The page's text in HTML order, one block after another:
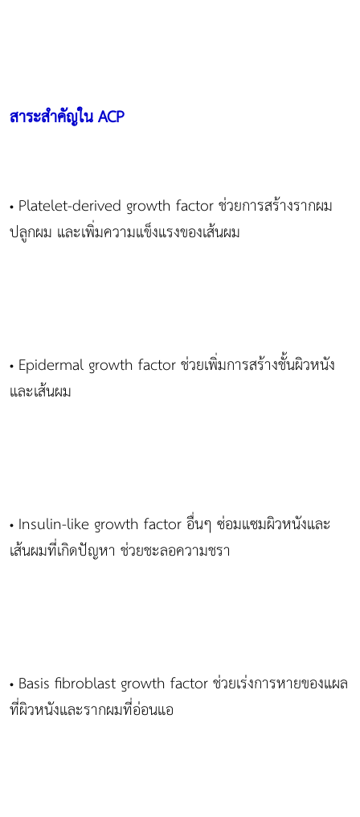
สาระสำคัญในACP
• Platelet-derived growth factor ช่วยการสร้างรากผม
ปลูกผม และเพิ่มความแข็งแรงของเส้นผม
• Epidermal growth factor ช่วยเพิ่มการสร้างชั้นผิวหนัง
และเส้นผม
• Insulin-like growth factor อื่นๆ ซ่อมแซมผิวหนังและ
เส้นผมที่เกิดปัญหา ช่วยชะลอความชรา
• Basis fibroblast growth factor ช่วยเร่งการหายของแผล
ที่ผิวหนังและรากผมที่อ่อนแอ